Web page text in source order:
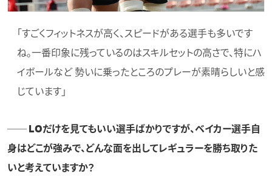
「すごくフィットネスが高く、スピードがある選手も多いです
ね。一番印象に残っているのはスキルセットの高さで、特にハ
イボールなど 勢いに乗ったところのプレーが素晴らしいと感
じています」
── LOだけを見てもいい選手ばかりですが、ベイカー選手自
身はどこが強みで、どんな面を出してレギュラーを勝ち取りた
いと考えていますか？